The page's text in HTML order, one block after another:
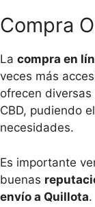
Compra
La compra en
veces más
ofrecen
CBD, pudiendo
necesidades.
Es importante
buenas
envío a Quillota.